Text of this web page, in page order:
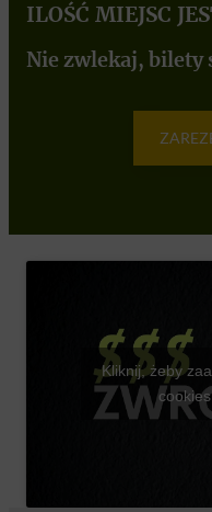
ILOŚĆ MIEJSC
Nie zwlekaj, bilety
Kliknij, żeby